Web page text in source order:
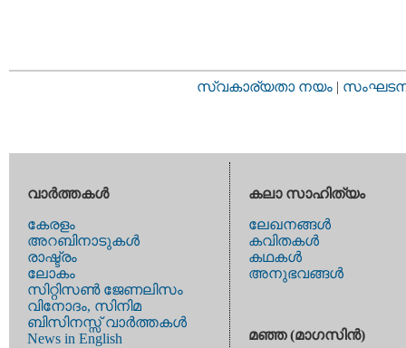
സ്വകാര്യതാ നയം |
വാര്‍ത്തകള്‍
കേരളം
അറബിനാടുകള്‍
രാഷ്ട്രം
ലോകം
സിറ്റിസണ്‍ ജേണലിസം
വിനോദം, സിനിമ
ബിസിനസ്സ് വാര്‍ത്തകള്‍
News in English
കലാ സാഹിത്യം
ലേഖനങ്ങള്‍
കവിതകള്‍
കഥകള്‍
അനുഭവങ്ങള്‍
മഞ്ഞ (മാഗസിന്‍)